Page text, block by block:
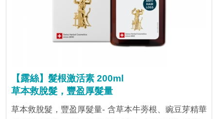
【露絲】髮根激活素 200ml
草本救脫髮，豐盈厚髮量
草本救脫髮，豐盈厚髮量- 含草本牛蒡根、豌豆芽精華